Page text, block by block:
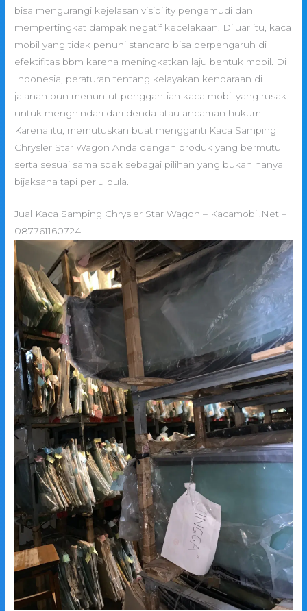
bisa mengurangi kejelasan visibility pengemudi dan
mempertingkat dampak negatif kecelakaan. Diluar itu, kaca
mobil yang tidak penuhi standard bisa berpengaruh di
efektifitas bbm karena meningkatkan laju bentuk mobil. Di
Indonesia, peraturan tentang kelayakan kendaraan di
jalanan pun menuntut penggantian kaca mobil yang rusak
untuk menghindari dari denda atau ancaman hukum.
Karena itu, memutuskan buat mengganti Kaca Samping
Chrysler Star Wagon Anda dengan produk yang bermutu
serta sesuai sama spek sebagai pilihan yang bukan hanya
bijaksana tapi perlu pula.
Jual Kaca Samping Chrysler Star Wagon – Kacamobil.Net –
087761160724